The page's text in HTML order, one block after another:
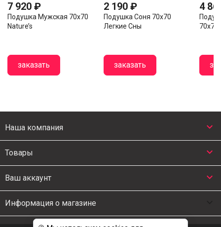
7 920 ₽
Подушка Мужская 70x70
Nature’s
заказать
2 190 ₽
Подушка Соня 70x70
Легкие Сны
заказать
4
Наша компания 
Товары 
Ваш аккаунт 
Информация о магазине